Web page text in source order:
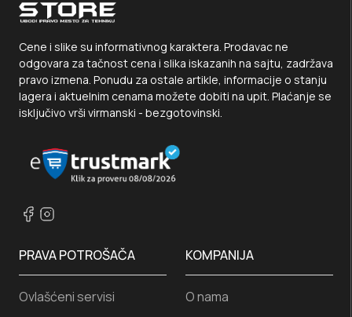
Cene i slike su informativnog karaktera. Prodavac ne
odgovara za tačnost cena i slika iskazanih na sajtu, zadržava
pravo izmena. Ponudu za ostale artikle, informacije o stanju
lagera i aktuelnim cenama možete dobiti na upit. Plaćanje se
isključivo vrši virmanski - bezgotovinski.
PRAVA POTROŠAČA
Ovlašćeni servisi
KOMPANIJA
O nama